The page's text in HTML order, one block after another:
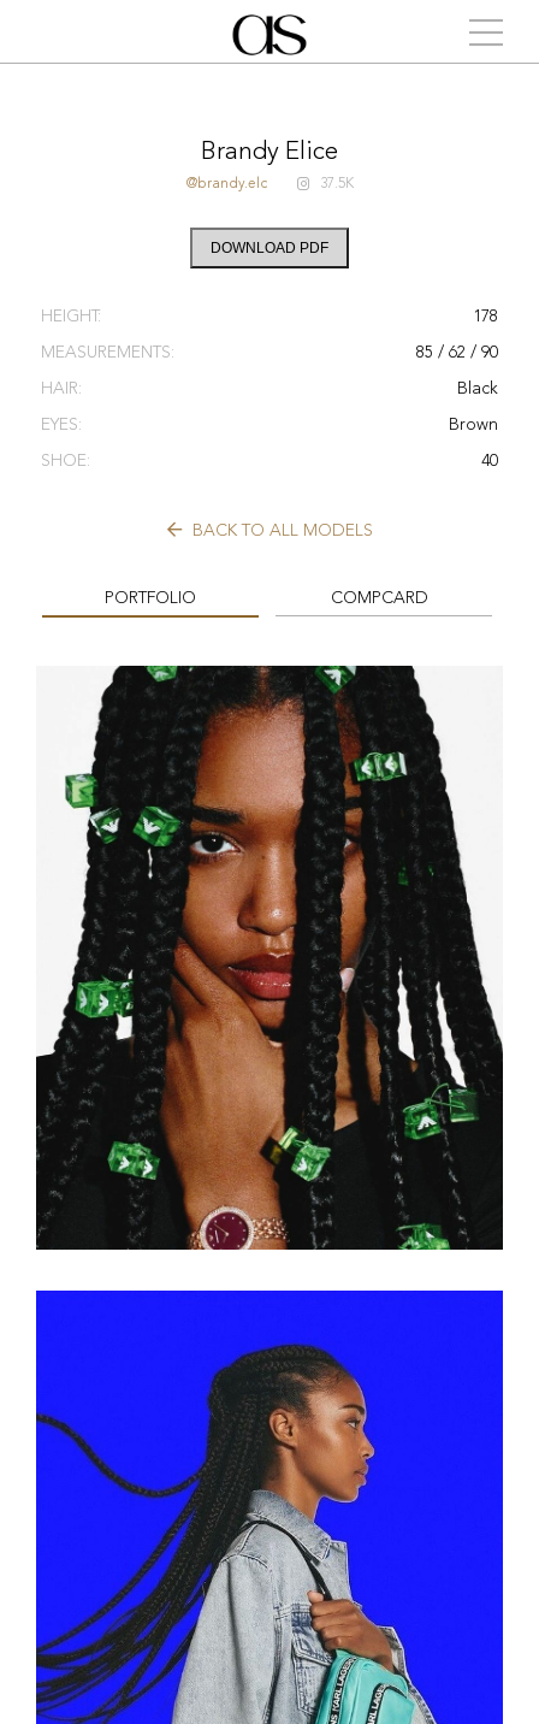
Brandy Elice
@brandy.elc 37.5K
DOWNLOAD PDF
HEIGHT: 178
MEASUREMENTS: 85 / 62 / 90
HAIR: Black
EYES: Brown
SHOE: 40
BACK TO ALL MODELS
PORTFOLIO COMPCARD